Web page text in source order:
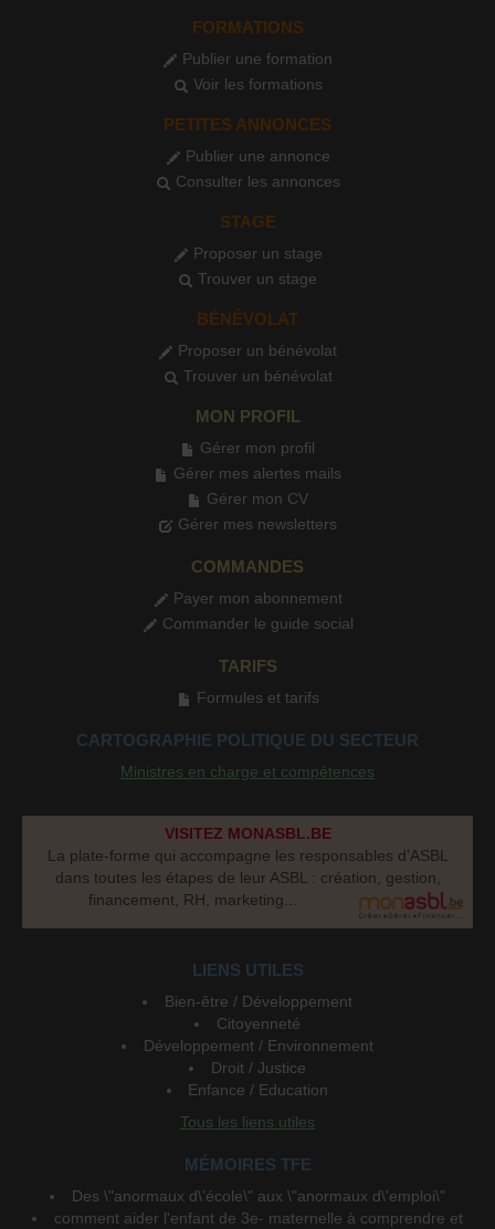
FORMATIONS
Publier une formation
Voir les formations
PETITES ANNONCES
Publier une annonce
Consulter les annonces
STAGE
Proposer un stage
Trouver un stage
BÉNÉVOLAT
Proposer un bénévolat
Trouver un bénévolat
MON PROFIL
Gérer mon profil
Gérer mes alertes mails
Gérer mon CV
Gérer mes newsletters
COMMANDES
Payer mon abonnement
Commander le guide social
TARIFS
Formules et tarifs
CARTOGRAPHIE POLITIQUE DU SECTEUR
Ministres en charge et compétences
VISITEZ MONASBL.BE
La plate-forme qui accompagne les responsables d’ASBL
dans toutes les étapes de leur ASBL : création, gestion,
financement, RH, marketing...
LIENS UTILES
Bien-être / Développement
Citoyenneté
Développement / Environnement
Droit / Justice
Enfance / Education
Tous les liens utiles
MÉMOIRES TFE
Des \"anormaux d\'école\" aux \"anormaux d\'emploi\"
comment aider l'enfant de 3e- maternelle à comprendre et